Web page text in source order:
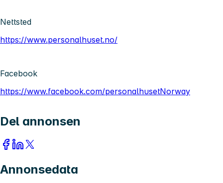
Nettsted
https://www.personalhuset.no/
Facebook
https://www.facebook.com/personalhusetNorway
Del annonsen
Annonsedata